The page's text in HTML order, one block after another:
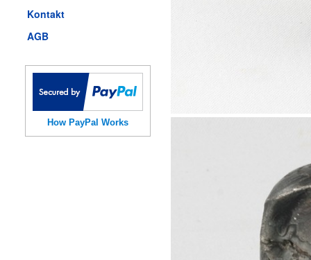
Kontakt
AGB
How PayPal Works